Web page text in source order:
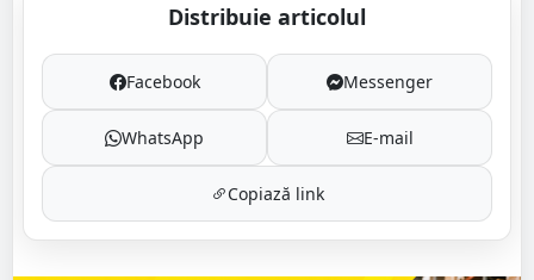
Distribuie articolul
Facebook Messenger
WhatsApp E-mail
Copiază link